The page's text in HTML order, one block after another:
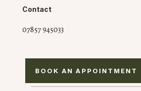
Contact
07857 945033
BOOK AN APPOINTMENT